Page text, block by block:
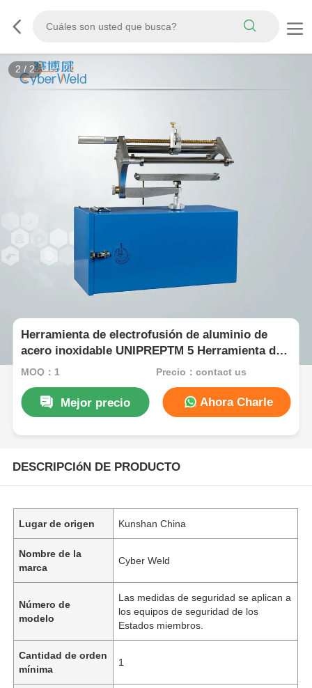
2 / 2
Herramienta de electrofusión de aluminio de
acero inoxidable UNIPREPTM 5 Herramienta de
raspado rotativo 345mm
MOQ：1 Precio：contact us
Mejor precio Ahora Charle
DESCRIPCIóN DE PRODUCTO
Lugar de origen Kunshan China
Nombre de la
marca
Cyber Weld
Número de
modelo
Las medidas de seguridad se aplican a
los equipos de seguridad de los
Estados miembros.
Cantidad de orden
mínima
1